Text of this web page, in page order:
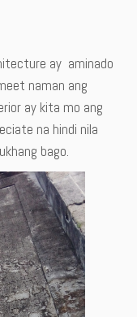
ay aminado
naman ang
ay kita mo ang
na hindi nila
bago.